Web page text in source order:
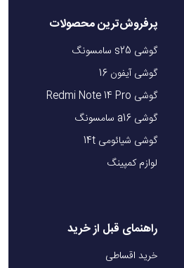
پرفروش‌ترین محصولات
گوشی s25 سامسونگ
گوشی آیفون 16
گوشی Redmi Note 14 Pro
گوشی a16 سامسونگ
گوشی شیائومی 14t
لوازم کمپینگ
راهنمای قبل از خرید
خرید اقساطی